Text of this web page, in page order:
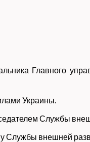
Главного
Украины.
Службы
Службы внешней